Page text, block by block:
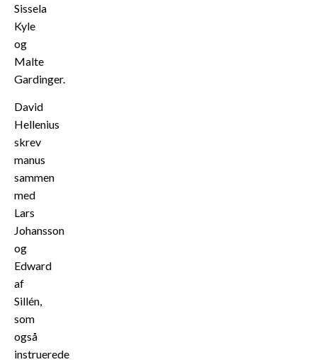
Sissela
Kyle
og
Malte
Gardinger.
David
Hellenius
skrev
manus
sammen
med
Lars
Johansson
og
Edward
af
Sillén,
som
også
instruerede